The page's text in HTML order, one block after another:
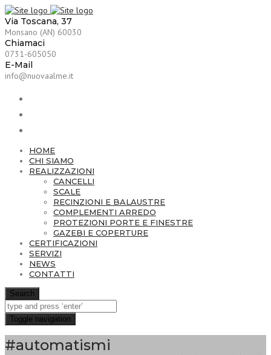
Via Toscana, 37
Monsano (AN) 60030
Chiamaci
0731-605050
E-Mail
info@nuovaalme.it
HOME
CHI SIAMO
REALIZZAZIONI
CANCELLI
SCALE
RECINZIONI E BALAUSTRE
COMPLEMENTI ARREDO
PROTEZIONI PORTE E FINESTRE
GAZEBI E COPERTURE
CERTIFICAZIONI
SERVIZI
NEWS
CONTATTI
Search
Toggle navigation
#automatismi